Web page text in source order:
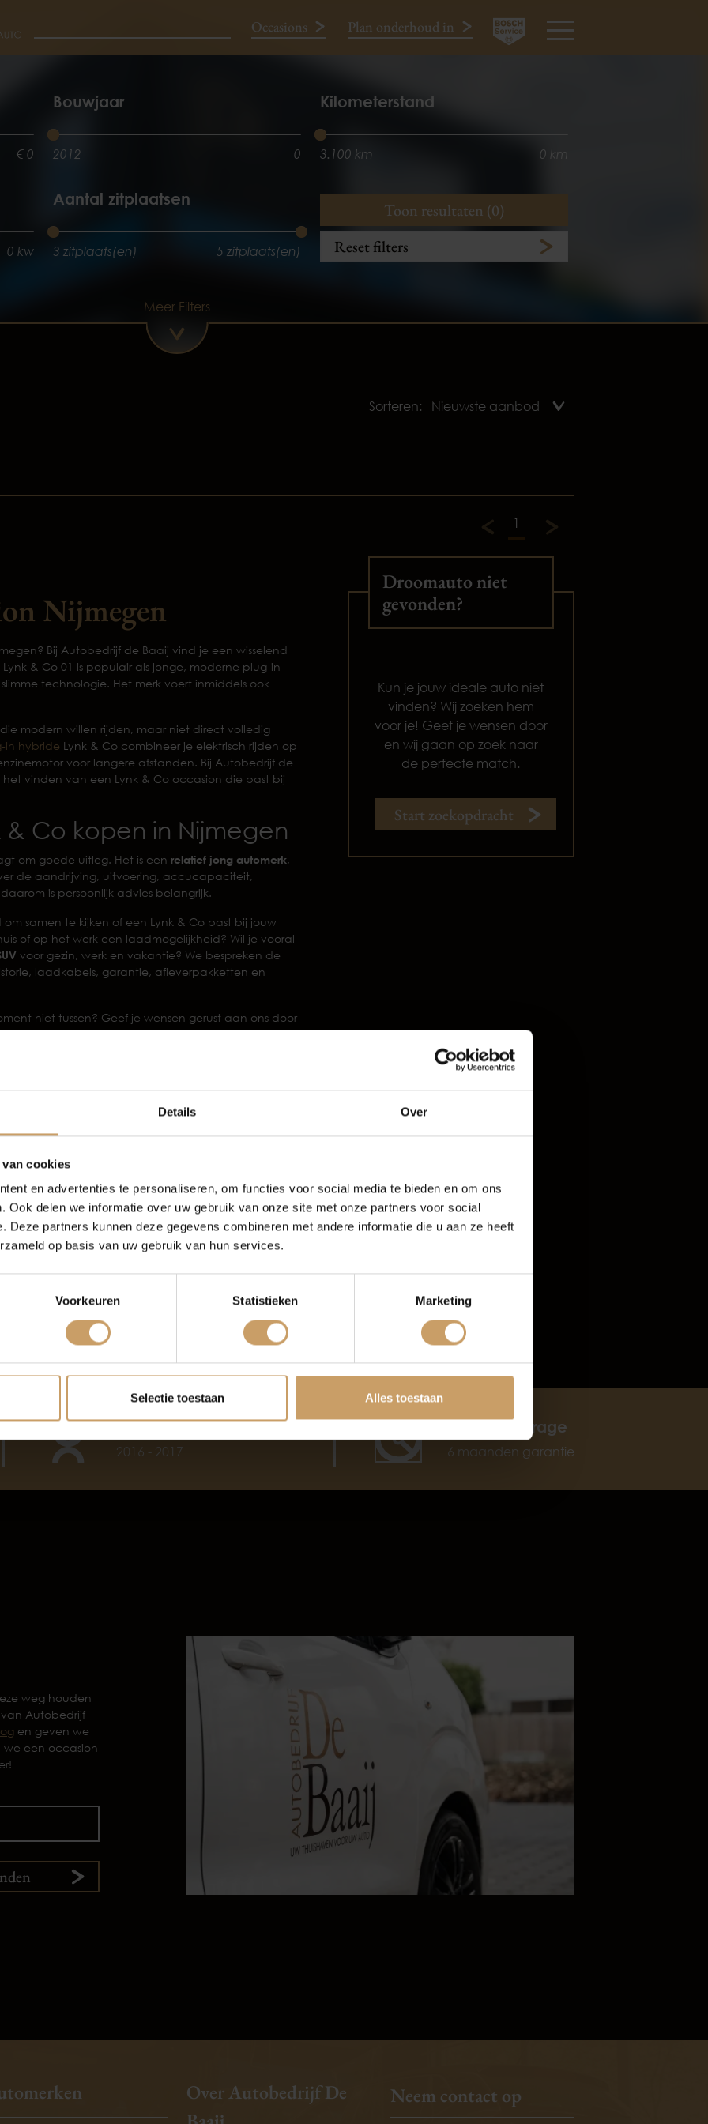
Details Over
cookies
en advertenties te personaliseren, om functies voor social media te bieden en om ons
Ook delen we informatie over uw gebruik van onze site met onze partners voor social
Deze partners kunnen deze gegevens combineren met andere informatie die u aan ze heeft
op basis van uw gebruik van hun services.
Voorkeuren Statistieken Marketing
Selectie toestaan Alles toestaan
Occasions Plan onderhoud in
€ 0
Bouwjaar
2012 0
Kilometerstand
3.100 km 0 km
0 kw
Aantal zitplaatsen
3 zitplaats(en) 5 zitplaats(en)
Toon resultaten (0)
Reset filters
Meer Filters
Sorteren:
1
Nijmegen
Bij Autobedrijf de Baaij vind je een wisselend
& Co 01 is populair als jonge, moderne plug-in
technologie. Het merk voert inmiddels ook
die modern willen rijden, maar niet direct volledig
in hybride Lynk & Co combineer je elektrisch rijden op
voor langere afstanden. Bij Autobedrijf de
vinden van een Lynk & Co occasion die past bij
Co kopen in Nijmegen
om goede uitleg. Het is een relatief jong automerk,
de aandrijving, uitvoering, accucapaciteit,
is persoonlijk advies belangrijk.
samen te kijken of een Lynk & Co past bij jouw
of op het werk een laadmogelijkheid? Wil je vooral
voor gezin, werk en vakantie? We bespreken de
laadkabels, garantie, afleverpakketten en
niet tussen? Geef je wensen gerust aan ons door
met je mee en kijken of we een passende occasion
jouw Lynk & Co
dat je met vertrouwen instapt. Daarom kun je bij
uit verschillende
je wilt.
Lynk & Co occasion
je past? Plan dan eenvoudig een proefrit bij
hoe soepel de auto optrekt, hoe stil elektrisch rijden
passen bij jouw dagelijkse gebruik.
om alles rustig met je door te nemen. Zo kun je goed
juiste keuze is.
Droomauto niet
gevonden?
Kun je jouw ideale auto niet
vinden? Wij zoeken hem
voor je! Geef je wensen door
en wij gaan op zoek naar
de perfecte match.
Start zoekopdracht
autobedrijf van het jaar
2016 - 2017
BOVAG garage
6 maanden garantie
weg houden
Autobedrijf
en geven we
een occasion
Over Autobedrijf De
Neem contact op
Autolease
Financiering
Verkoop
Over Autobedrijf De Baaij
Blogs
Contact
Afleverpakketten